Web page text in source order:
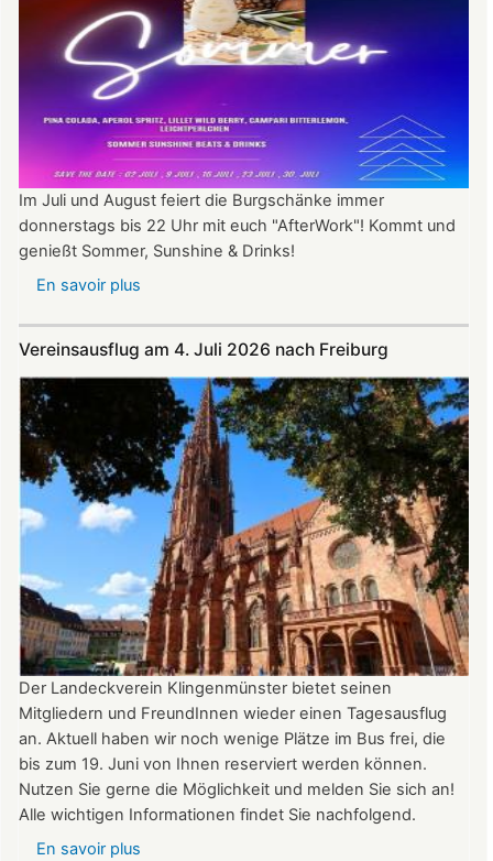
Im Juli und August feiert die Burgschänke immer
donnerstags bis 22 Uhr mit euch "AfterWork"! Kommt und
genießt Sommer, Sunshine & Drinks!
En savoir plus
und
August
auf
der
Burg:
After
Work
donnerstags
bis
22:00
Uhr
Vereinsausflug am 4. Juli 2026 nach Freiburg
Der Landeckverein Klingenmünster bietet seinen
Mitgliedern und FreundInnen wieder einen Tagesausflug
an. Aktuell haben wir noch wenige Plätze im Bus frei, die
bis zum 19. Juni von Ihnen reserviert werden können.
Nutzen Sie gerne die Möglichkeit und melden Sie sich an!
Alle wichtigen Informationen findet Sie nachfolgend.
En savoir plus